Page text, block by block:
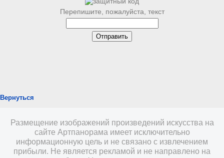
Перепишите, пожалуйста, текст
Вернуться
Размещение изображений произведений искусства на
сайте Артпанорама имеет исключительно
информационную цель и не связано с извлечением
прибыли. Не является рекламой и не направлено на